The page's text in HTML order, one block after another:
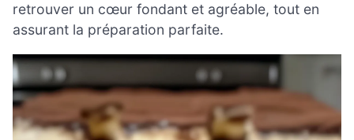
retrouver un cœur fondant et agréable, tout en
assurant la préparation parfaite.